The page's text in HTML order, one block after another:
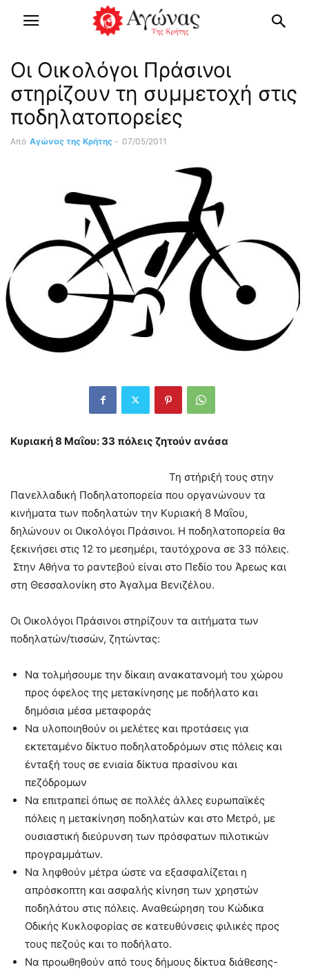
Οι Οικολόγοι Πράσινοι
στηρίζουν τη συμμετοχή στις
ποδηλατοπορείες
Από Αγώνας της Κρήτης - 07/05/2011
Κυριακή 8 Μαΐου: 33 πόλεις ζητούν ανάσα
Τη στήριξή τους στην
Πανελλαδική Ποδηλατοπορεία που οργανώνουν τα
κινήματα των ποδηλατών την Κυριακή 8 Μαΐου,
δηλώνουν οι Οικολόγοι Πράσινοι. Η ποδηλατοπορεία θα
ξεκινήσει στις 12 το μεσημέρι, ταυτόχρονα σε 33 πόλεις.
Στην Αθήνα το ραντεβού είναι στο Πεδίο του Άρεως και
στη Θεσσαλονίκη στο Άγαλμα Βενιζέλου.
Οι Οικολόγοι Πράσινοι στηρίζουν τα αιτήματα των
ποδηλατών/τισσών, ζητώντας:
Να τολμήσουμε την δίκαιη ανακατανομή του χώρου
προς όφελος της μετακίνησης με ποδήλατο και
δημόσια μέσα μεταφοράς
Να υλοποιηθούν οι μελέτες και προτάσεις για
εκτεταμένο δίκτυο ποδηλατοδρόμων στις πόλεις και
ένταξή τους σε ενιαία δίκτυα πρασίνου και
πεζόδρομων
Να επιτραπεί όπως σε πολλές άλλες ευρωπαϊκές
πόλεις η μετακίνηση ποδηλατών και στο Μετρό, με
ουσιαστική διεύρυνση των πρόσφατων πιλοτικών
προγραμμάτων.
Να ληφθούν μέτρα ώστε να εξασφαλίζεται η
απρόσκοπτη και ασφαλής κίνηση των χρηστών
ποδηλάτου στις πόλεις. Αναθεώρηση του Κώδικα
Οδικής Κυκλοφορίας σε κατευθύνσεις φιλικές προς
τους πεζούς και το ποδήλατο.
Να προωθηθούν από τους δήμους δίκτυα διάθεσης-